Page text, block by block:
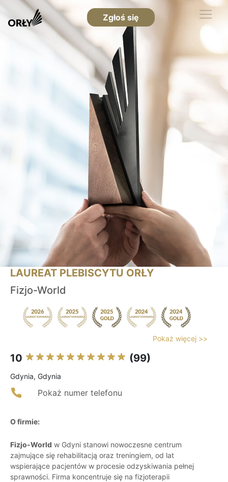
Zgłoś się
LAUREAT PLEBISCYTU ORŁY
Fizjo-World
Pokaż więcej >>
10 (99)
Gdynia, Gdynia
Pokaż numer telefonu
O firmie:
Fizjo-World w Gdyni stanowi nowoczesne centrum
zajmujące się rehabilitacją oraz treningiem, od lat
wspierające pacjentów w procesie odzyskiwania pełnej
sprawności. Firma koncentruje się na fizjoterapii